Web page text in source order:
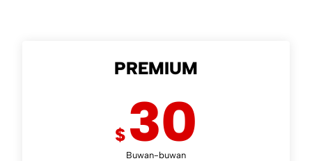
PREMIUM
$ 30
Buwan-buwan